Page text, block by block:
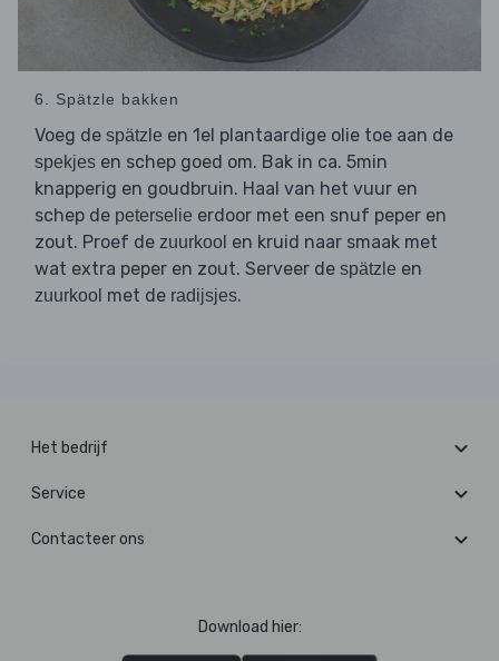
6. Spätzle bakken
Voeg de spätzle en 1el plantaardige olie toe aan de
spekjes en schep goed om. Bak in ca. 5min
knapperig en goudbruin. Haal van het vuur en
schep de peterselie erdoor met een snuf peper en
zout. Proef de zuurkool en kruid naar smaak met
wat extra peper en zout. Serveer de spätzle en
zuurkool met de radijsjes.
Het bedrijf
Service
Contacteer ons
Download hier: